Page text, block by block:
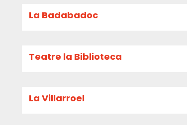
La Badabadoc
Teatre la Biblioteca
La Villarroel